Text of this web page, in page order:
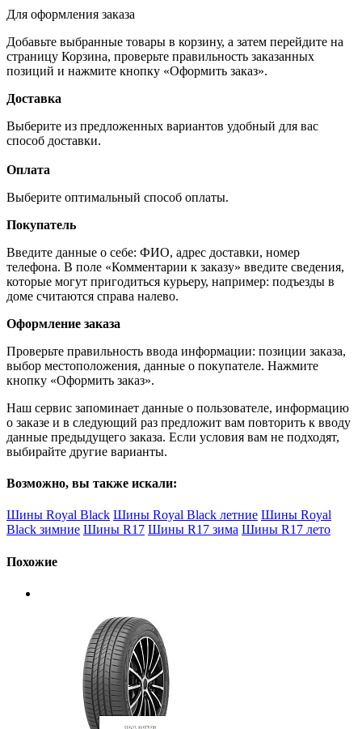
Для оформления заказа
Добавьте выбранные товары в корзину, а затем перейдите на
страницу Корзина, проверьте правильность заказанных
позиций и нажмите кнопку «Оформить заказ».
Доставка
Выберите из предложенных вариантов удобный для вас
способ доставки.
Оплата
Выберите оптимальный способ оплаты.
Покупатель
Введите данные о себе: ФИО, адрес доставки, номер
телефона. В поле «Комментарии к заказу» введите сведения,
которые могут пригодиться курьеру, например: подъезды в
доме считаются справа налево.
Оформление заказа
Проверьте правильность ввода информации: позиции заказа,
выбор местоположения, данные о покупателе. Нажмите
кнопку «Оформить заказ».
Наш сервис запоминает данные о пользователе, информацию
о заказе и в следующий раз предложит вам повторить к вводу
данные предыдущего заказа. Если условия вам не подходят,
выбирайте другие варианты.
Возможно, вы также искали:
Шины Royal Black Шины Royal Black летние Шины Royal
Black зимние Шины R17 Шины R17 зима Шины R17 лето
Похожие